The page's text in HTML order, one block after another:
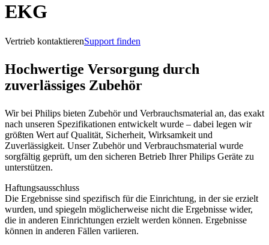
EKG
Vertrieb kontaktierenSupport finden
Hochwertige Versorgung durch
zuverlässiges Zubehör
Wir bei Philips bieten Zubehör und Verbrauchsmaterial an, das exakt
nach unseren Spezifikationen entwickelt wurde – dabei legen wir
größten Wert auf Qualität, Sicherheit, Wirksamkeit und
Zuverlässigkeit. Unser Zubehör und Verbrauchsmaterial wurde
sorgfältig geprüft, um den sicheren Betrieb Ihrer Philips Geräte zu
unterstützen.
Haftungsausschluss
Die Ergebnisse sind spezifisch für die Einrichtung, in der sie erzielt
wurden, und spiegeln möglicherweise nicht die Ergebnisse wider,
die in anderen Einrichtungen erzielt werden können. Ergebnisse
können in anderen Fällen variieren.